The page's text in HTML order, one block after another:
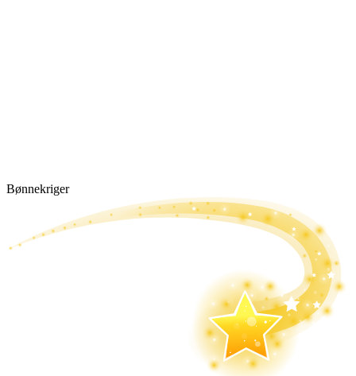
Bønne­kriger